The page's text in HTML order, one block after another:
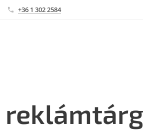
+36 1 302 2584